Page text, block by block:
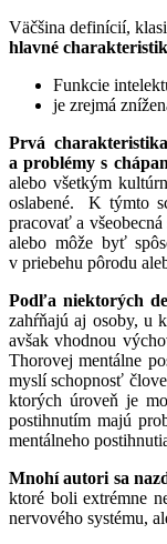
Väčšina definícií,
hlavné
Funkcie
je zrejmá
Prvá
a problémy s
alebo všetkým
oslabené. K týmto
pracovať a
alebo môže byť
v priebehu pôrodu
Podľa niektorých
zahŕňajú aj osoby, u
avšak vhodnou
Thorovej mentálne
myslí schopnosť
ktorých úroveň je
postihnutím majú
mentálneho
Mnohí autori sa
ktoré boli extrémne
nervového systému,